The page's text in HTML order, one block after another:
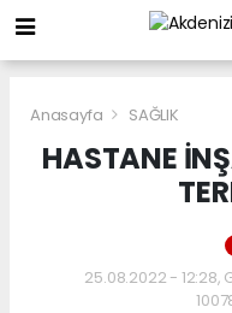
Anasayfa SAĞLIK
HASTANE
25.08.2022 - 12:28,